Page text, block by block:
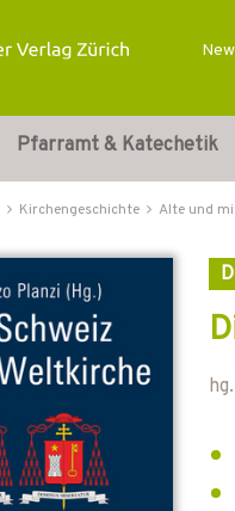
Pfarramt & Katechetik
Kirchengeschichte Alte und